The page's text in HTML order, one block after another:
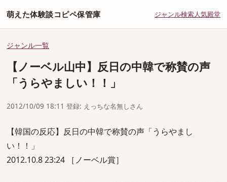
萌えた体験談コピペ保管庫 ジャンル検索人気殿堂
ジャンル一覧
【ノーベル山中】反日の中韓で称賛の声
「うらやましい！！」
2012/10/09 18:11 登録: えっちな名無しさん
【韓国の反応】反日の中韓で称賛の声「うらやまし
い！！」
2012.10.8 23:24 ［ノーベル賞］